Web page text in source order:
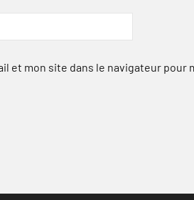
et mon site dans le navigateur pour